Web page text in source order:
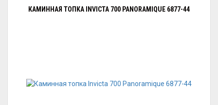
КАМИННАЯ ТОПКА INVICTA 700 PANORAMIQUE 6877-44